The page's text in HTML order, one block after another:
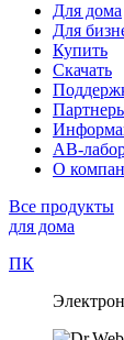
Для дома
Для
Купить
Скачать
АВ-
О
Все продукты
для дома
ПК